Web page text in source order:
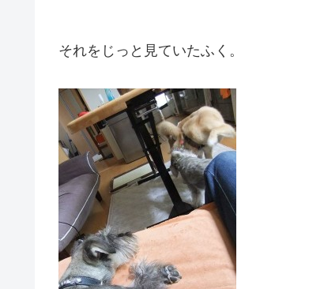
それをじっと見ていたふく。